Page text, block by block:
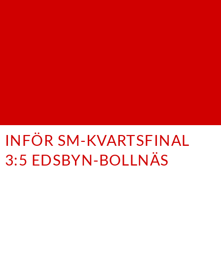
INFÖR SM-KVARTSFINAL
3:5 EDSBYN-BOLLNÄS